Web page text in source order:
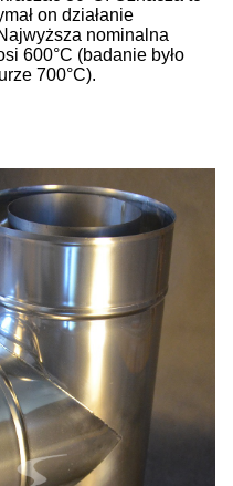
on działanie
nominalna
600°C (badanie było
700°C).